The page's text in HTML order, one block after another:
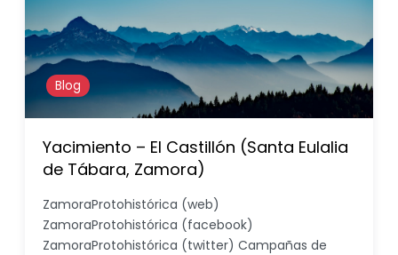
Blog
Yacimiento – El Castillón (Santa Eulalia
de Tábara, Zamora)
ZamoraProtohistórica (web)
ZamoraProtohistórica (facebook)
ZamoraProtohistórica (twitter) Campañas de